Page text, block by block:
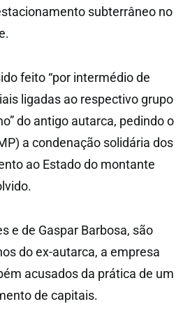
subterrâneo no
feito “por intermédio de
ligadas ao respectivo grupo
do antigo autarca, pedindo o
a condenação solidária dos
ao Estado do montante
e de Gaspar Barbosa, são
do ex-autarca, a empresa
acusados da prática de um
de capitais.